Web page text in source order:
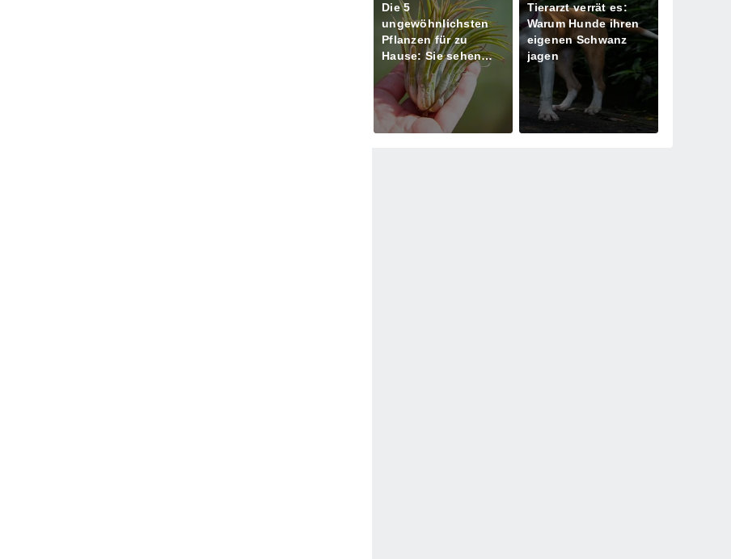
Die 5
ungewöhnlichsten
Pflanzen für zu
Hause: Sie sehen
aus, als kämen sie
von einem anderen
Planeten!
Tierarzt verrät es:
Warum Hunde ihren
eigenen Schwanz
jagen